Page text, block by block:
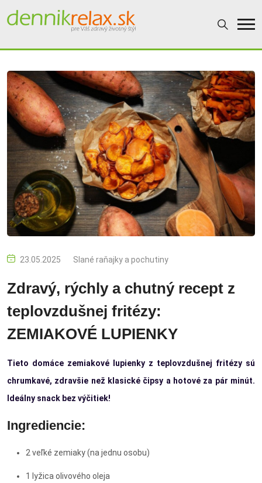
23.05.2025 Slané raňajky a pochutiny
Zdravý, rýchly a chutný recept z
teplovzdušnej fritézy:
ZEMIAKOVÉ LUPIENKY
Tieto domáce zemiakové lupienky z teplovzdušnej fritézy sú
chrumkavé, zdravšie než klasické čipsy a hotové za pár minút.
Ideálny snack bez výčitiek!
Ingrediencie:
2 veľké zemiaky (na jednu osobu)
1 lyžica olivového oleja